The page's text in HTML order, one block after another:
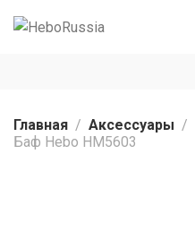
Главная Аксессуары
Баф Hebo HM5603